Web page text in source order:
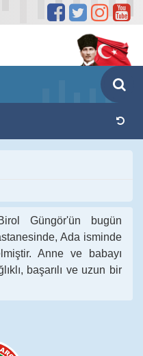
Güngör'ün bugün
Ada isminde
Anne ve babayı
başarılı ve uzun bir